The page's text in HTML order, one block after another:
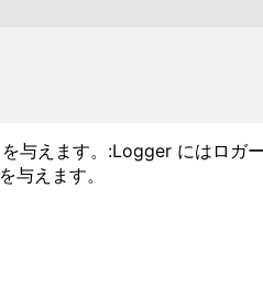
与えます。:Logger にはロガ
えます。